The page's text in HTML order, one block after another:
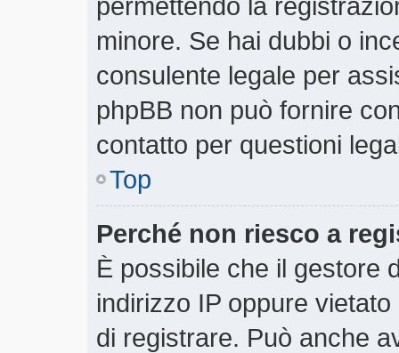
minore. Se hai dubbi o
consulente legale per
phpBB non può fornire
contatto per questioni
Top
Perché non riesco a
È possibile che il gestore
indirizzo IP oppure
di registrare. Può anche